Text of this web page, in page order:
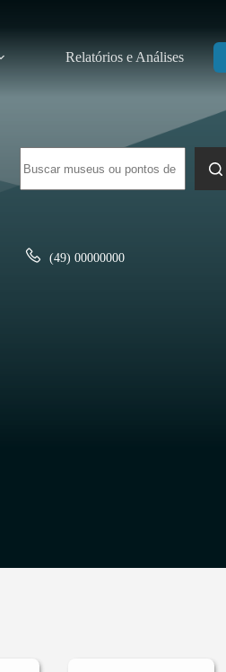
Relatórios e Análises
resultados
(49) 00000000